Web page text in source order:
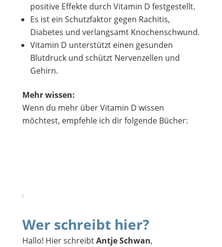
positive Effekte durch Vitamin D festgestellt.
Es ist ein Schutzfaktor gegen Rachitis,
Diabetes und verlangsamt Knochenschwund.
Vitamin D unterstützt einen gesunden
Blutdruck und schützt Nervenzellen und
Gehirn.
Mehr wissen:
Wenn du mehr über Vitamin D wissen
möchtest, empfehle ich dir folgende Bücher:
Wer schreibt hier?
Hallo! Hier schreibtAntje Schwan,